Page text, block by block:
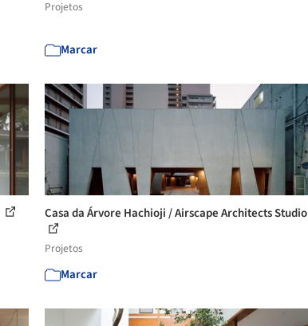
Projetos
Marcar
Casa da Árvore Hachioji / Airscape Architects Studio
Projetos
Marcar